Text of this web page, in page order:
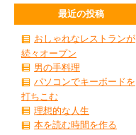
最近の投稿
おしゃれなレストランが
続々オープン
男の手料理
パソコンでキーボードを
打ちこむ
理想的な人生
本を読む時間を作る